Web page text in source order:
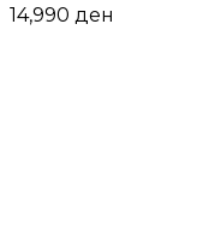
14,990 ден